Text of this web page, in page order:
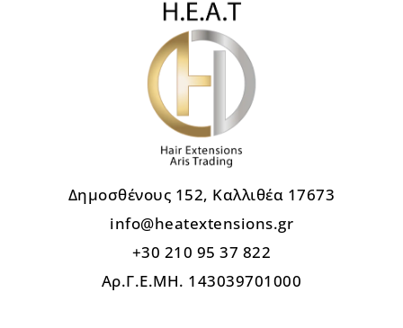
Δημοσθένους 152, Καλλιθέα 17673
info@heatextensions.gr
+30 210 95 37 822
Αρ.Γ.Ε.ΜΗ. 143039701000